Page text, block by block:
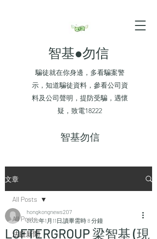
智基●勿信
騙徒就在你身邊，多看騙案警
示，知道騙徒資料，參看公司資
料及公司聲明，提防受騙，遇懷
疑，致電18222
​智基勿信
文章
All Posts
法庭新聞
All Posts
LOFTERGROUP 梁智基 (現
hongkongnews207
2022年1月11日 讀畢需時 8 分鐘